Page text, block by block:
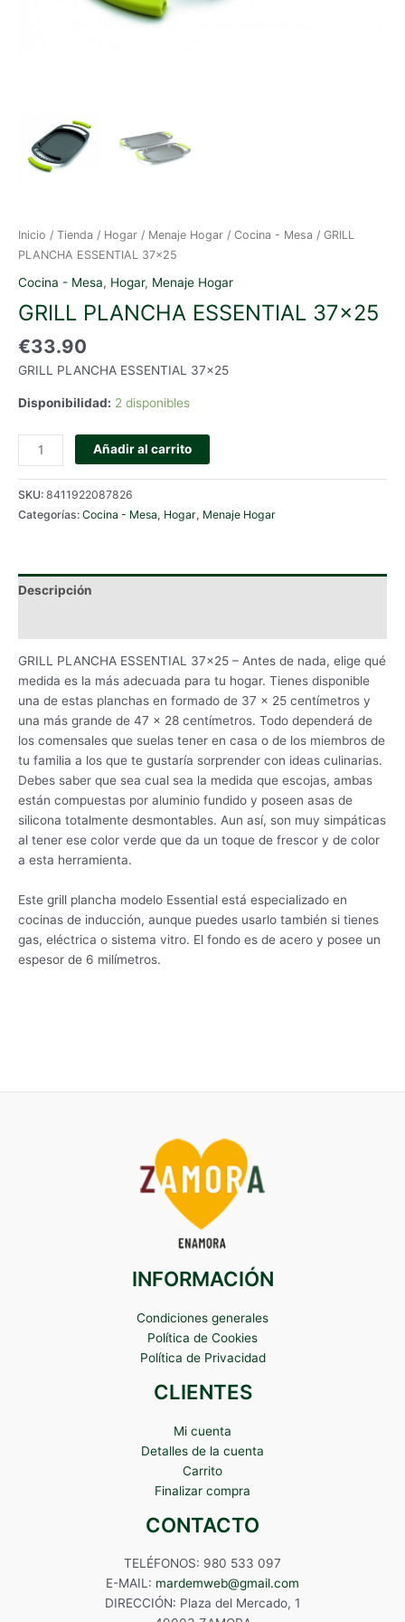
Inicio / Tienda / Hogar / Menaje Hogar / Cocina - Mesa / GRILL
PLANCHA ESSENTIAL 37×25
Cocina - Mesa, Hogar, Menaje Hogar
GRILL PLANCHA ESSENTIAL 37×25
€33.90
GRILL PLANCHA ESSENTIAL 37×25
Disponibilidad: 2 disponibles
GRILL
PLANCHA
ESSENTIAL
37x25
cantidad
Añadir al carrito
SKU: 8411922087826
Categorías: Cocina - Mesa, Hogar, Menaje Hogar
Descripción
GRILL PLANCHA ESSENTIAL 37×25 – Antes de nada, elige qué
medida es la más adecuada para tu hogar. Tienes disponible
una de estas planchas en formado de 37 x 25 centímetros y
una más grande de 47 x 28 centímetros. Todo dependerá de
los comensales que suelas tener en casa o de los miembros de
tu familia a los que te gustaría sorprender con ideas culinarias.
Debes saber que sea cual sea la medida que escojas, ambas
están compuestas por aluminio fundido y poseen asas de
silicona totalmente desmontables. Aun así, son muy simpáticas
al tener ese color verde que da un toque de frescor y de color
a esta herramienta.
Este grill plancha modelo Essential está especializado en
cocinas de inducción, aunque puedes usarlo también si tienes
gas, eléctrica o sistema vitro. El fondo es de acero y posee un
espesor de 6 milímetros.
INFORMACIÓN
Condiciones generales
Política de Cookies
Política de Privacidad
CLIENTES
Mi cuenta
Detalles de la cuenta
Carrito
Finalizar compra
CONTACTO
TELÉFONOS: 980 533 097
E-MAIL: mardemweb@gmail.com
DIRECCIÓN: Plaza del Mercado, 1